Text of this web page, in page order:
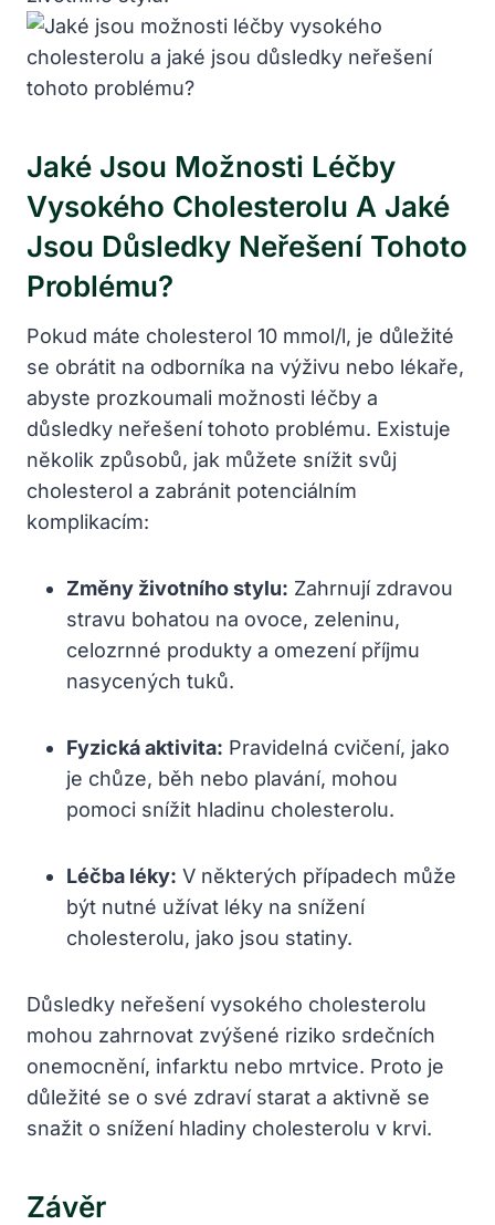
Jaké Jsou Možnosti Léčby
Vysokého Cholesterolu A Jaké
Jsou Důsledky Neřešení Tohoto
Problému?
Pokud máte cholesterol 10 mmol/l, je důležité
se obrátit na odborníka na výživu nebo lékaře,
abyste prozkoumali možnosti léčby a
důsledky neřešení tohoto problému. Existuje
několik způsobů, jak můžete snížit svůj
cholesterol a zabránit potenciálním
komplikacím:
Změny životního stylu: Zahrnují zdravou
stravu bohatou na ovoce, zeleninu,
celozrnné produkty a omezení příjmu
nasycených tuků.
Fyzická aktivita: Pravidelná cvičení, jako
je chůze, běh nebo plavání, mohou
pomoci snížit hladinu cholesterolu.
Léčba léky: V některých případech může
být nutné užívat léky na snížení
cholesterolu, jako jsou statiny.
Důsledky neřešení vysokého cholesterolu
mohou zahrnovat zvýšené riziko srdečních
onemocnění, infarktu nebo mrtvice. Proto je
důležité se o své zdraví starat a aktivně se
snažit o snížení hladiny cholesterolu v krvi.
Závěr